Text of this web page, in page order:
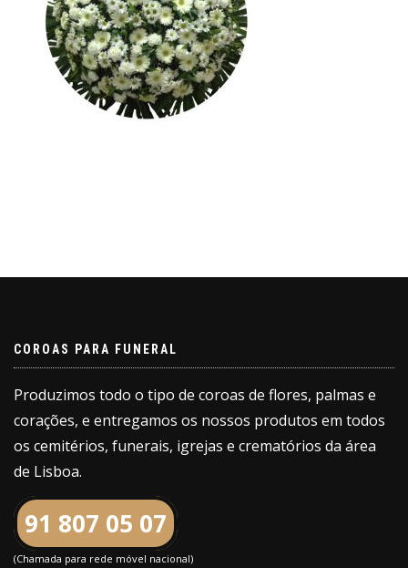
COROAS PARA FUNERAL
Produzimos todo o tipo de coroas de flores, palmas e
corações, e entregamos os nossos produtos em todos
os cemitérios, funerais, igrejas e crematórios da área
de Lisboa.
91 807 05 07
(Chamada para rede móvel nacional)